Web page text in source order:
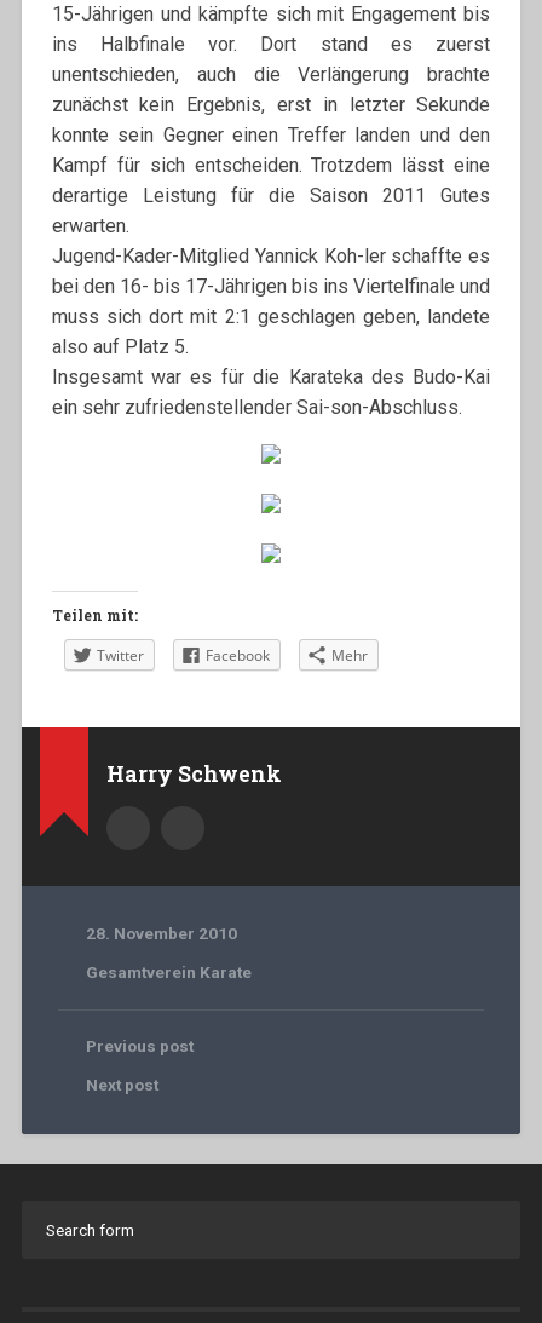
15-Jährigen und kämpfte sich mit Engagement bis
ins Halbfinale vor. Dort stand es zuerst
unentschieden, auch die Verlängerung brachte
zunächst kein Ergebnis, erst in letzter Sekunde
konnte sein Gegner einen Treffer landen und den
Kampf für sich entscheiden. Trotzdem lässt eine
derartige Leistung für die Saison 2011 Gutes
erwarten.
Jugend-Kader-Mitglied Yannick Koh-ler schaffte es
bei den 16- bis 17-Jährigen bis ins Viertelfinale und
muss sich dort mit 2:1 geschlagen geben, landete
also auf Platz 5.
Insgesamt war es für die Karateka des Budo-Kai
ein sehr zufriedenstellender Sai-son-Abschluss.
Teilen mit:
Twitter Facebook Mehr
Harry Schwenk
28. November 2010
Gesamtverein Karate
Previous post
Next post